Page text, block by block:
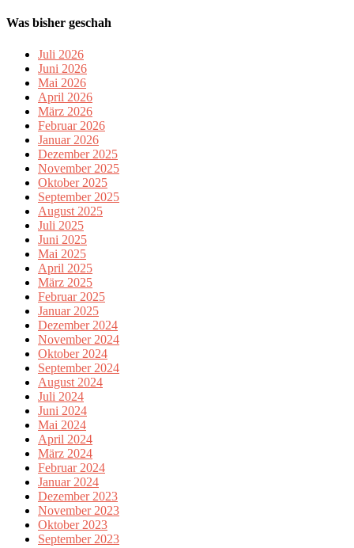
Was bisher geschah
Juli 2026
Juni 2026
Mai 2026
April 2026
März 2026
Februar 2026
Januar 2026
Dezember 2025
November 2025
Oktober 2025
September 2025
August 2025
Juli 2025
Juni 2025
Mai 2025
April 2025
März 2025
Februar 2025
Januar 2025
Dezember 2024
November 2024
Oktober 2024
September 2024
August 2024
Juli 2024
Juni 2024
Mai 2024
April 2024
März 2024
Februar 2024
Januar 2024
Dezember 2023
November 2023
Oktober 2023
September 2023